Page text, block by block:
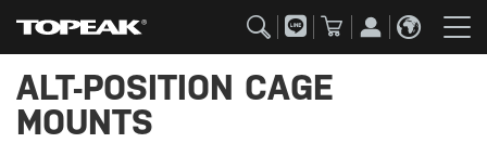
ALT-POSITION CAGE
MOUNTS